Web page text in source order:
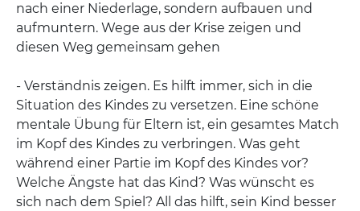
nach einer Niederlage, sondern aufbauen und
aufmuntern. Wege aus der Krise zeigen und
diesen Weg gemeinsam gehen
- Verständnis zeigen. Es hilft immer, sich in die
Situation des Kindes zu versetzen. Eine schöne
mentale Übung für Eltern ist, ein gesamtes Match
im Kopf des Kindes zu verbringen. Was geht
während einer Partie im Kopf des Kindes vor?
Welche Ängste hat das Kind? Was wünscht es
sich nach dem Spiel? All das hilft, sein Kind besser